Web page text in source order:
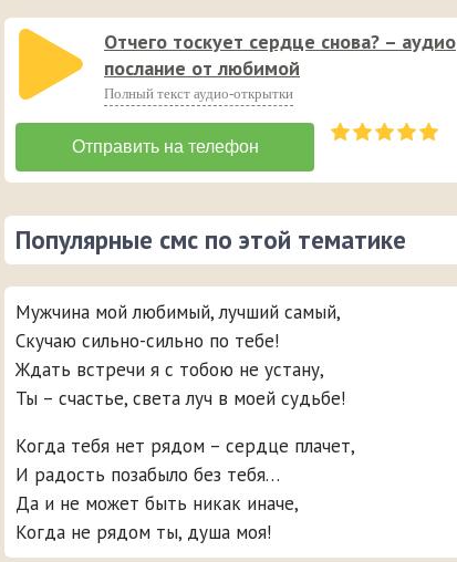
Отчего тоскует сердце снова? – аудио
послание от любимой
Полный текст аудио-открытки
Популярные смс по этой тематике
Мужчина мой любимый, лучший самый,
Скучаю сильно-сильно по тебе!
Ждать встречи я с тобою не устану,
Ты – счастье, света луч в моей судьбе!
Когда тебя нет рядом – сердце плачет,
И радость позабыло без тебя…
Да и не может быть никак иначе,
Когда не рядом ты, душа моя!